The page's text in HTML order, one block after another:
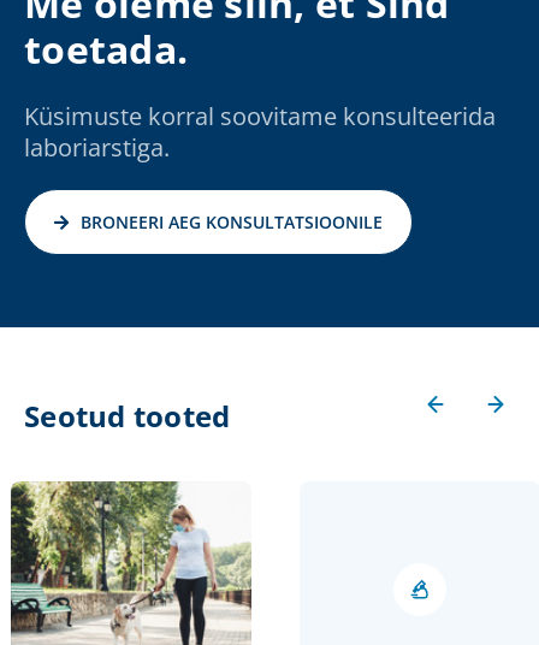
toetada.
Küsimuste korral soovitame konsulteerida
laboriarstiga.
BRONEERI AEG KONSULTATSIOONILE
Seotud tooted